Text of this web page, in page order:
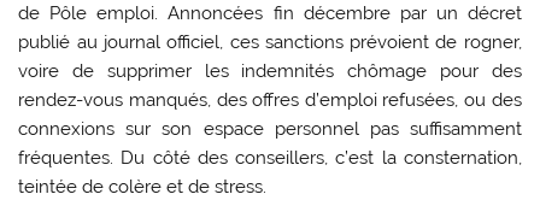
de Pôle emploi. Annoncées fin décembre par un décret
publié au journal officiel, ces sanctions prévoient de rogner,
voire de supprimer les indemnités chômage pour des
rendez-vous manqués, des offres d’emploi refusées, ou des
connexions sur son espace personnel pas suffisamment
fréquentes. Du côté des conseillers, c’est la consternation,
teintée de colère et de stress.